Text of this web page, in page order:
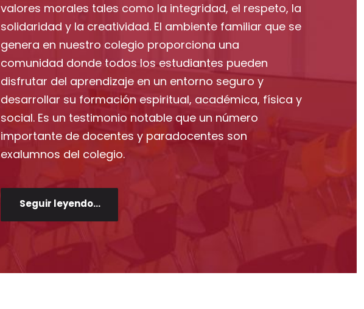
valores morales tales como la integridad, el respeto, la
solidaridad y la creatividad. El ambiente familiar que se
genera en nuestro colegio proporciona una
comunidad donde todos los estudiantes pueden
disfrutar del aprendizaje en un entorno seguro y
desarrollar su formación espiritual, académica, física y
social. Es un testimonio notable que un número
importante de docentes y paradocentes son
exalumnos del colegio.
Seguir leyendo...